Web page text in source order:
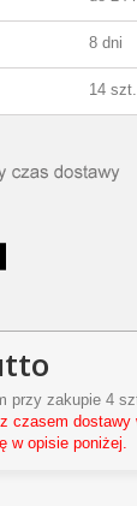
8 dni
14 szt.
przy zakupie 4
czasem dostawy
w opisie poniżej.